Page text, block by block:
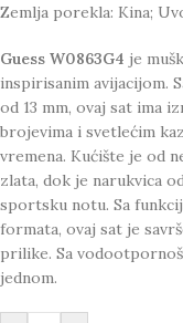
Zemlja porekla: Kina;
Guess W0863G4 je
inspirisanim avijacijom.
od 13 mm, ovaj sat ima
brojevima i svetlećim
vremena. Kućište je od
zlata, dok je narukvica
sportsku notu. Sa
formata, ovaj sat je
prilike. Sa
jednom.